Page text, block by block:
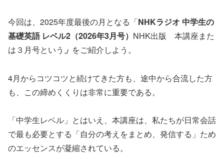
今回は、2025年度最後の月となる「NHKラジオ 中学生の
基礎英語 レベル2（2026年3月号） NHK出版 本講座また
は３月号という 」 をご紹介しよう。
4月からコツコツと続けてきた方も、途中から合流した方
も、この締めくくりは非常に重要である。
「中学生レベル」とはいえ、本講座は、私たちが日常会話
で最も必要とする「自分の考えをまとめ、発信する」ため
のエッセンスが凝縮されている。